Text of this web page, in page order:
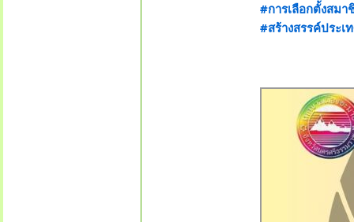
#การเลือกตั้งสมา
#สร้างสรรค์ประเ